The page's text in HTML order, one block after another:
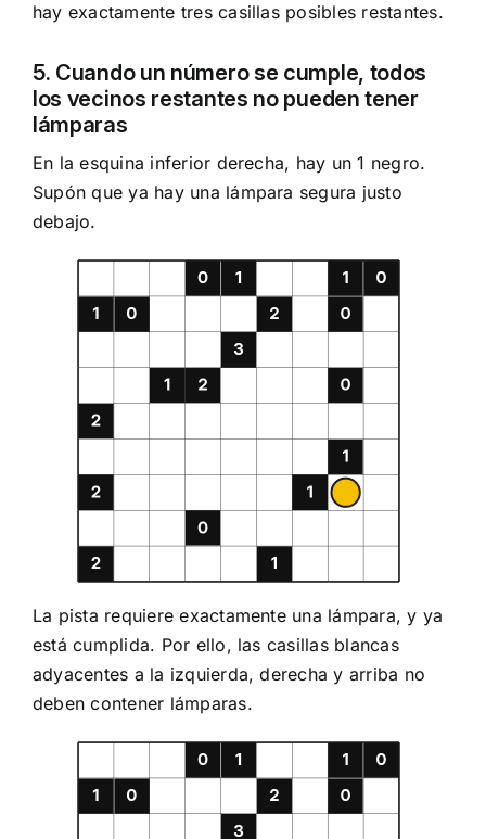
hay exactamente tres casillas posibles restantes.
5. Cuando un número se cumple, todos
los vecinos restantes no pueden tener
lámparas
En la esquina inferior derecha, hay un 1 negro.
Supón que ya hay una lámpara segura justo
debajo.
La pista requiere exactamente una lámpara, y ya
está cumplida. Por ello, las casillas blancas
adyacentes a la izquierda, derecha y arriba no
deben contener lámparas.